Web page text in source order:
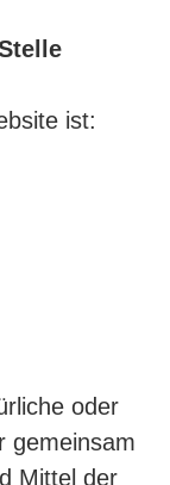
ist:
oder
gemeinsam
Mittel der